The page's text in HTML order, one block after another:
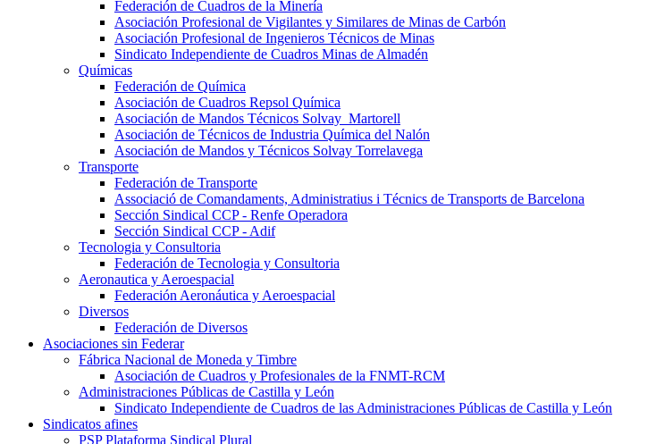
Federación de Cuadros de la Minería
Asociación Profesional de Vigilantes y Similares de Minas de Carbón
Asociación Profesional de Ingenieros Técnicos de Minas
Sindicato Independiente de Cuadros Minas de Almadén
Químicas
Federación de Química
Asociación de Cuadros Repsol Química
Asociación de Mandos Técnicos Solvay_Martorell
Asociación de Técnicos de Industria Química del Nalón
Asociación de Mandos y Técnicos Solvay Torrelavega
Transporte
Federación de Transporte
Associació de Comandaments, Administratius i Técnics de Transports de Barcelona
Sección Sindical CCP - Renfe Operadora
Sección Sindical CCP - Adif
Tecnologia y Consultoria
Federación de Tecnologia y Consultoria
Aeronautica y Aeroespacial
Federación Aeronáutica y Aeroespacial
Diversos
Federación de Diversos
Asociaciones sin Federar
Fábrica Nacional de Moneda y Timbre
Asociación de Cuadros y Profesionales de la FNMT-RCM
Administraciones Públicas de Castilla y León
Sindicato Independiente de Cuadros de las Administraciones Públicas de Castilla y León
Sindicatos afines
PSP Plataforma Sindical Plural